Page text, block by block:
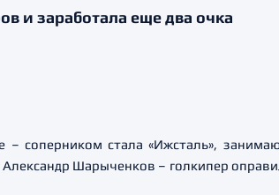
и заработала еще два очка
соперником стала «Ижсталь»,
Шарыченков – голкипер